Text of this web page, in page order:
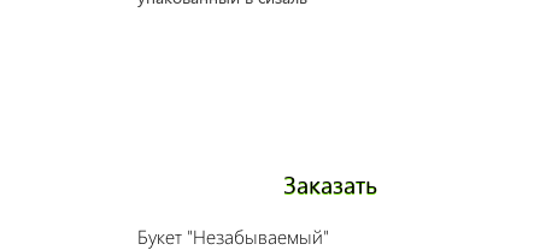
Букет "Незабываемый"
Заказать